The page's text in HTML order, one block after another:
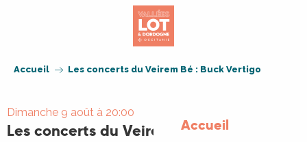
Accueil
Accueil Les concerts du Veirem Bé : Buck Vertigo
Dimanche 9 août à 20:00
Les concerts du Veirem Bé : Buck Vertigo